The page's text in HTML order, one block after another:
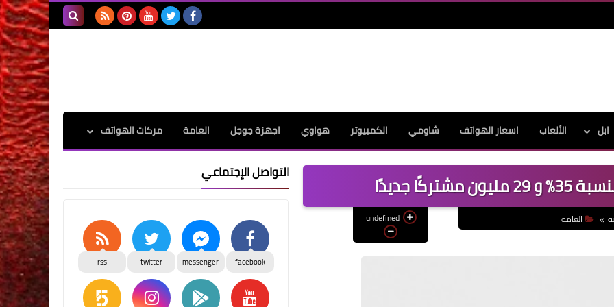
بحث هذه
الإلكترونية
ابل الألعاب اسعار الهواتف شاومي الكمبيوتر هواوي اجهزة جوجل العامة مركات الهواتف
العامة undefined
التواصل الإجتماعي
facebook
messenger
twitter
rss